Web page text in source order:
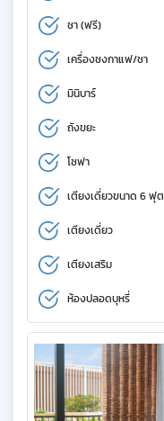
ชา (ฟรี)
เครื่องชงกาแฟ/ชา
มินิบาร์
ถังขยะ
โซฟา
เตียงเดี่ยวขนาด 6 ฟุต
เตียงเดี่ยว
เตียงเสริม
ห้องปลอดบุหรี่